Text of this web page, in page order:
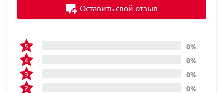
0%
0%
0%
0%
Оставить свой отзыв